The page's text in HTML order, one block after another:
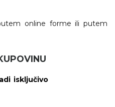
online forme ili putem
isključivo